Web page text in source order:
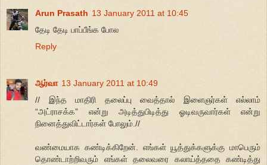
Arun Prasath 13 January 2011 at 10:45
தேடி தேடி பாப்பீங்க போல
Reply
ஆர்வா 13 January 2011 at 10:49
// இந்த மாதிரி தலைப்பு வைத்தால் இளைஞர்கள் எல்லாம்
“அட்ராசக்க” என்று அடித்துபிடித்து ஓடிவருவார்கள் என்று
நினைத்துவிட்டார்கள் போலும்.//
வண்மையாக கண்டிக்கிறேன். எங்கள் யூத்துக்களுக்கு மாபெரும்
தொண்டாற்றிவரும் எங்கள் தலைவரை கலாய்த்ததை கண்டித்து